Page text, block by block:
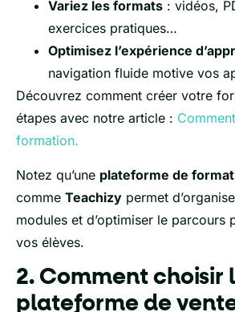
Variez les formats : vidéos,
exercices pratiques…
Optimisez l’expérience
navigation fluide motive vos
Découvrez comment créer votre
étapes avec notre article :
formation.
Notez qu’une plateforme de
comme Teachizy permet
modules et d’optimiser le parcours
vos élèves.
2. Comment choisir
plateforme de